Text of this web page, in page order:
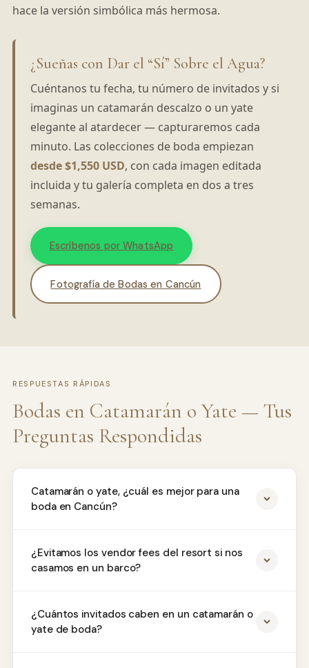
hace la versión simbólica más hermosa.
¿Sueñas con Dar el “Sí” Sobre el Agua?
Cuéntanos tu fecha, tu número de invitados y si
imaginas un catamarán descalzo o un yate
elegante al atardecer — capturaremos cada
minuto. Las colecciones de boda empiezan
desde $1,550 USD, con cada imagen editada
incluida y tu galería completa en dos a tres
semanas.
Escríbenos por WhatsApp
Fotografía de Bodas en Cancún
RESPUESTAS RÁPIDAS
Bodas en Catamarán o Yate — Tus
Preguntas Respondidas
Catamarán o yate, ¿cuál es mejor para una
boda en Cancún?
¿Evitamos los vendor fees del resort si nos
casamos en un barco?
¿Cuántos invitados caben en un catamarán o
yate de boda?